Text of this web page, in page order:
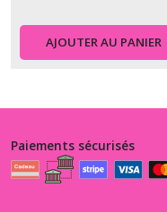
AJOUTER AU PANIER
Paiements sécurisés